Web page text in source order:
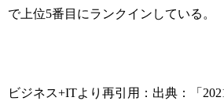
で上位5番目にランクインしている。
ビジネス+ITより再引用：出典：「